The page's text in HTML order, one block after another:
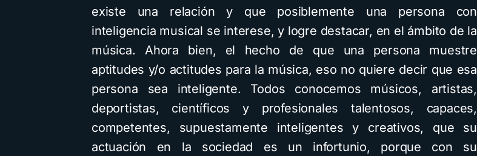
existe una relación y que posiblemente una persona con
inteligencia musical se interese, y logre destacar, en el ámbito de la
música. Ahora bien, el hecho de que una persona muestre
aptitudes y/o actitudes para la música, eso no quiere decir que esa
persona sea inteligente. Todos conocemos músicos, artistas,
deportistas, científicos y profesionales talentosos, capaces,
competentes, supuestamente inteligentes y creativos, que su
actuación en la sociedad es un infortunio, porque con su